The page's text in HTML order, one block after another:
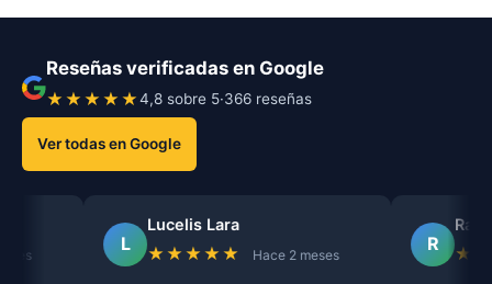
Reseñas verificadas en Google
★★★★★4,8 sobre 5·366 reseñas
Ver todas en Google
Lucelis Lara
★★★★★ Hace 2 meses
Raiza Niño
★★★★★